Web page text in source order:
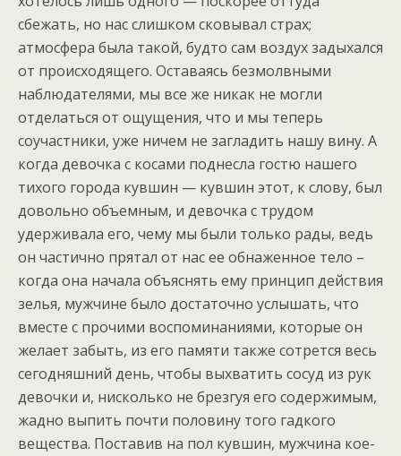
сбежать, но нас слишком сковывал страх;
атмосфера была такой, будто сам воздух задыхался
от происходящего. Оставаясь безмолвными
наблюдателями, мы все же никак не могли
отделаться от ощущения, что и мы теперь
соучастники, уже ничем не загладить нашу вину. А
когда девочка с косами поднесла гостю нашего
тихого города кувшин — кувшин этот, к слову, был
довольно объемным, и девочка с трудом
удерживала его, чему мы были только рады, ведь
он частично прятал от нас ее обнаженное тело –
когда она начала объяснять ему принцип действия
зелья, мужчине было достаточно услышать, что
вместе с прочими воспоминаниями, которые он
желает забыть, из его памяти также сотрется весь
сегодняшний день, чтобы выхватить сосуд из рук
девочки и, нисколько не брезгуя его содержимым,
жадно выпить почти половину того гадкого
вещества. Поставив на пол кувшин, мужчина кое-